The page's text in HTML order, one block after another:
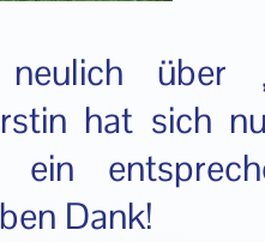
über
hat sich
Dank!